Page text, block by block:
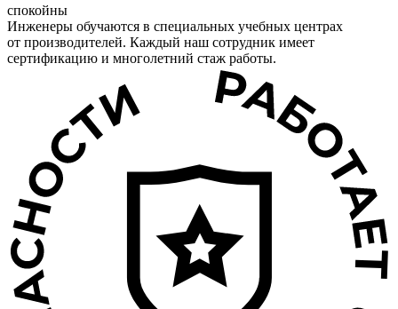
спокойны
Инженеры обучаются в специальных учебных центрах
от производителей. Каждый наш сотрудник имеет
сертификацию и многолетний стаж работы.